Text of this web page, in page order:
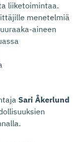
liiketoimintaa.
menetelmiä
aineen
Sari Åkerlund